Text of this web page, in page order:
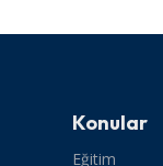
Konular
Eğitim